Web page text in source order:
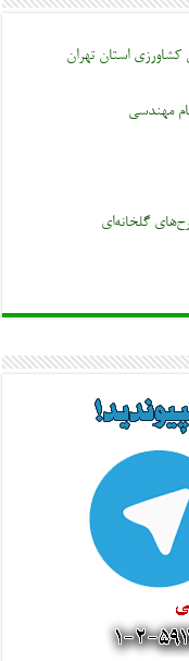
استان تهران
مهندسی
گلخانه‌ای